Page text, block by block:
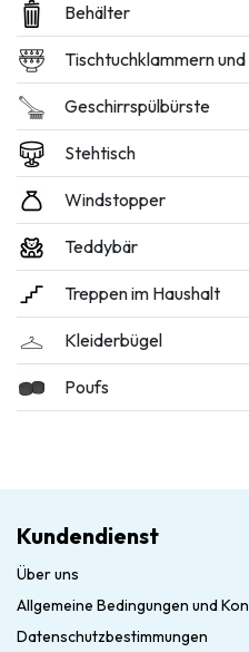
Behälter
Tischtuchklammern
Geschirrspülbürste
Stehtisch
Windstopper
Teddybär
Treppen im Haushalt
Kleiderbügel
Poufs
Kundendienst
Über uns
Allgemeine Bedingungen und
Datenschutzbestimmungen